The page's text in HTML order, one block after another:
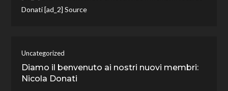
Donati [ad_2] Source
Uncategorized
Diamo il benvenuto ai nostri nuovi membri:
Nicola Donati